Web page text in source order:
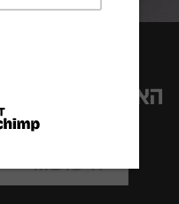
הארכיון לאופנה